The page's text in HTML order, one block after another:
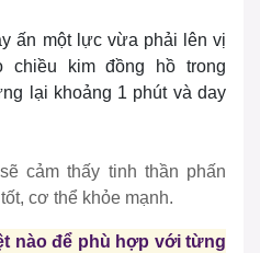
ấn một lực vừa phải lên vị
chiều kim đồng hồ trong
lại khoảng 1 phút và day
cảm thấy tinh thần phấn
cơ thể khỏe mạnh.
nào để phù hợp với từng